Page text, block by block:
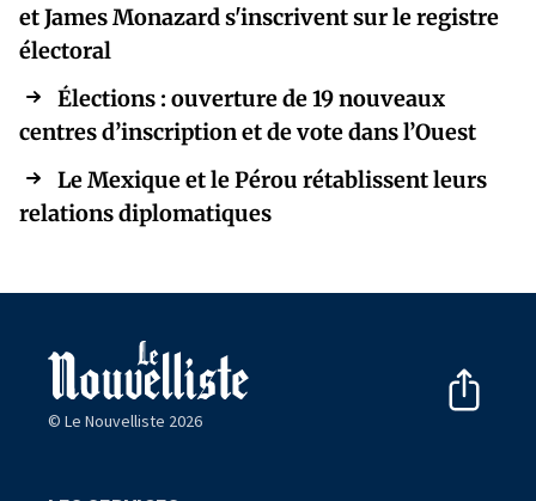
et James Monazard s'inscrivent sur le registre
électoral
Élections : ouverture de 19 nouveaux
centres d’inscription et de vote dans l’Ouest
Le Mexique et le Pérou rétablissent leurs
relations diplomatiques
© Le Nouvelliste 2026